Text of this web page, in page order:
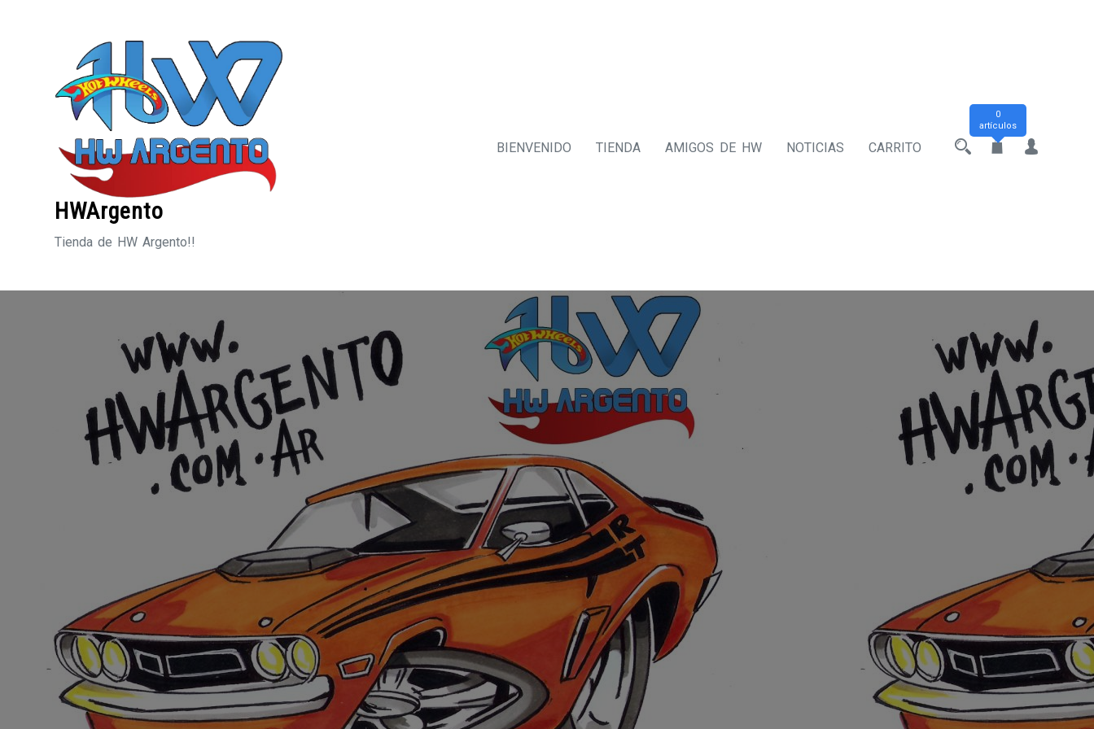
HWArgento
Tienda de HW Argento!!
BIENVENIDO TIENDA AMIGOS DE HW NOTICIAS CARRITO
0
artículos